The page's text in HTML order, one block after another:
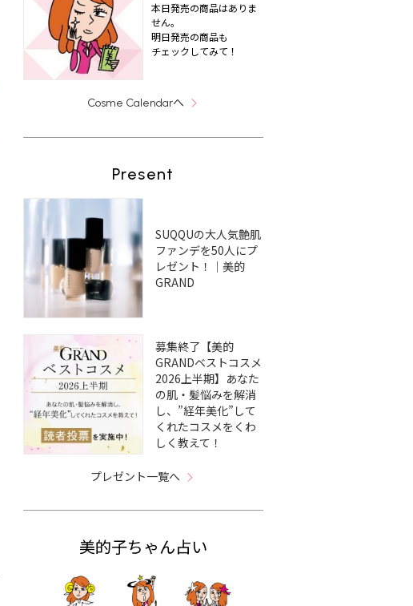
本日発売の商品はありま
せん。
明日発売の商品も
チェックしてみて！
Cosme Calendarへ
Present
SUQQUの大人気艶肌
ファンデを50人にプ
レゼント！｜美的
GRAND
募集終了【美的
GRANDベストコスメ
2026上半期】あなた
の肌・髪悩みを解消
し、”経年美化”して
くれたコスメをくわ
しく教えて！
プレゼント一覧へ
美的子ちゃん占い